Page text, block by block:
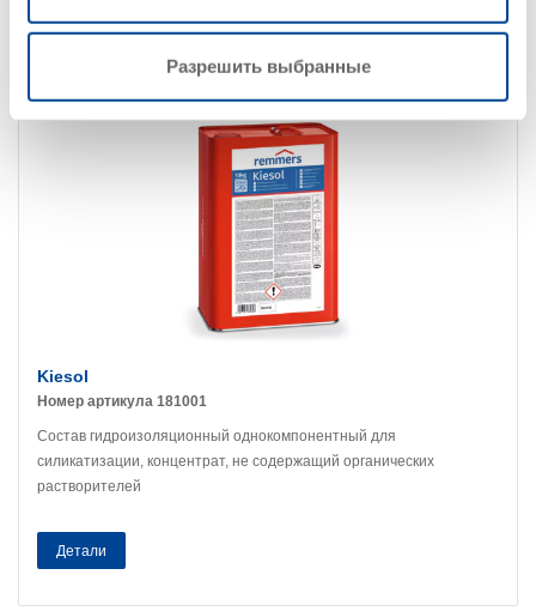
Разрешить выбранные
Показать все фильтры
Kiesol
Номер артикула 181001
Состав гидроизоляционный однокомпонентный для
силикатизации, концентрат, не содержащий органических
растворителей
Детали